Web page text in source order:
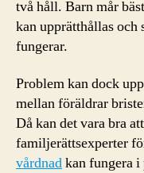
två håll. Barn mår
kan upprätthållas och
fungerar.
Problem kan dock
mellan föräldrar
Då kan det vara bra
familjerättsexperter
vårdnadkan fungera